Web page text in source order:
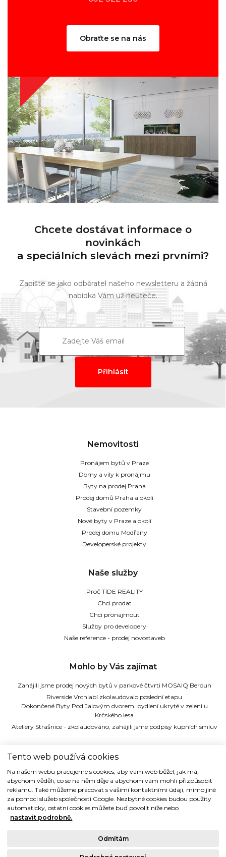
Obraťte se na nás
Chcete dostávat informace o
novinkách
a speciálních slevách mezi prvními?
Zapište se jako odběratel našeho newsletteru a žádná
nabídka Vám už neuteče.
Nemovitosti
Pronájem bytů v Praze
Domy a vily k pronájmu
Byty na prodej Praha
Prodej domů Praha a okolí
Stavební pozemky
Nové byty v Praze a okolí
Prodej domu Modřany
Developerské projekty
Naše služby
Proč TIDE REALITY
Chci prodat
Chci pronajmout
Služby pro developery
Naše reference - prodej novostaveb
Mohlo by Vás zajímat
Zahájili jsme prodej nových bytů v parkové čtvrti MOSAIQ Beroun
Riverside Vrchlabí zkolaudovalo poslední etapu
Dokončené Byty Pod Jalovým dvorem, bydlení ukryté v zeleni u
Krčského lesa
Ateliery Strašnice - zkolaudováno, zahájili jsme podpisy kupních smluv
TIDE REALITY s.r.o.
Dřevná 2, 128 00 Praha 2
Tel: (+420) 224 914 914
e-mail:info@tide.cz
Tento web používá cookies
Na našem webu pracujeme s cookies, aby vám web běžel, jak má,
abychom věděli, co se na něm děje a abychom vám mohli přizpůsobit
reklamu. Také můžeme pracovat s vašimi kontaktními údaji, mimo jiné
za pomoci služeb společnosti Google. Nezbytné cookies budou použity
automaticky, ostatní cookies můžete buď povolit níže nebo
nastavit podrobně.
Odmítám